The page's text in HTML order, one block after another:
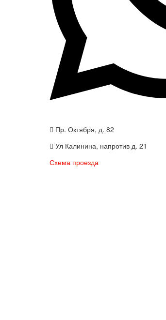
Пр. Октября, д. 82
Ул Калинина, напротив д. 21
Схема проезда